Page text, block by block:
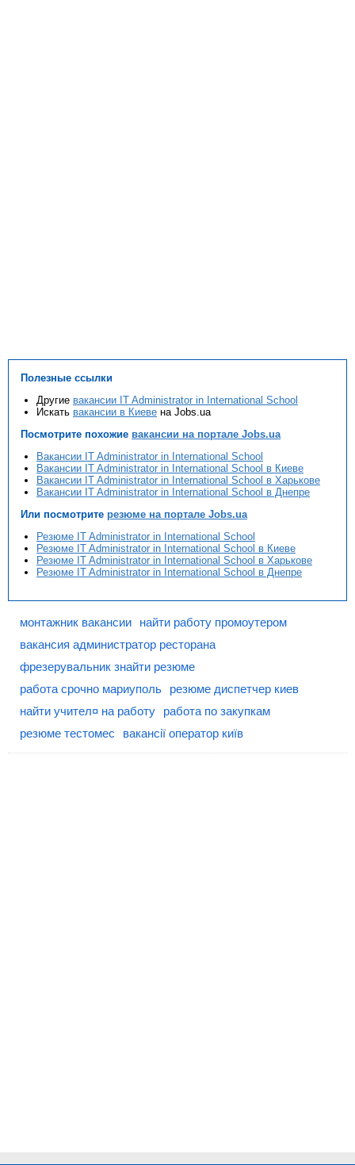
Полезные ссылки
Другие вакансии IT Administrator in International School
Искать вакансии в Киеве на Jobs.ua
Посмотрите похожие вакансии на портале Jobs.ua
Вакансии IT Administrator in International School
Вакансии IT Administrator in International School в Киеве
Вакансии IT Administrator in International School в Харькове
Вакансии IT Administrator in International School в Днепре
Или посмотрите резюме на портале Jobs.ua
Резюме IT Administrator in International School
Резюме IT Administrator in International School в Киеве
Резюме IT Administrator in International School в Харькове
Резюме IT Administrator in International School в Днепре
монтажник вакансии
найти работу промоутером
вакансия администратор ресторана
фрезерувальник знайти резюме
работа срочно мариуполь
резюме диспетчер киев
найти учител¤ на работу
работа по закупкам
резюме тестомес
вакансії оператор київ